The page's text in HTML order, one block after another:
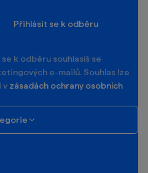
Přihlásit se k odběru
k odběru souhlasíš se
e-mailů. Souhlas lze
v zásadách ochrany osobních